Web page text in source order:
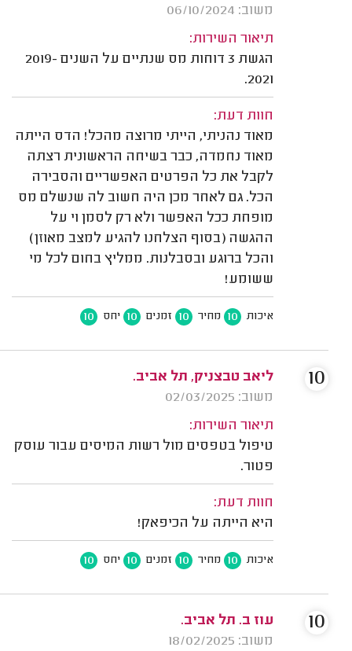
משוב: 06/10/2024
תיאור השירות:
הגשת 3 דוחות מס שנתיים על השנים 2019-
2021.
חוות דעת:
מאוד נהניתי, הייתי מרוצה מהכל! הדס הייתה
מאוד נחמדה, כבר בשיחה הראשונית רצתה
לקבל את כל הפרטים האפשריים והסבירה
הכל. גם לאחר מכן היה חשוב לה שנשלם מס
מופחת ככל האפשר ולא רק לסמן וי על
ההגשה (בסוף הצלחנו להגיע למצב מאוזן)
והכל ברוגע ובסבלנות. ממליץ בחום לכל מי
ששומע!
איכות 10 מחיר 10 זמנים 10 יחס 10
ליאב טבצניק, תל אביב.
משוב: 02/03/2025
תיאור השירות:
טיפול בטפסים מול רשות המיסים עבור עוסק
פטור.
חוות דעת:
היא הייתה על הכיפאק!
איכות 10 מחיר 10 זמנים 10 יחס 10
10
עוז ב. תל אביב.
משוב: 18/02/2025
10